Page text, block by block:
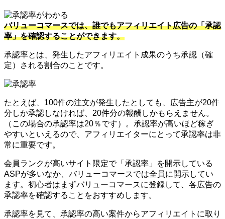
バリューコマースでは、誰でもアフィリエイト広告の「承認
率」を確認することができます。
承認率とは、発生したアフィリエイト成果のうち承認（確
定）される割合のことです。
たとえば、100件の注文が発生したとしても、広告主が20件
分しか承認しなければ、20件分の報酬しかもらえません。
（この場合の承認率は20％です）。承認率が高いほど稼ぎ
やすいといえるので、アフィリエイターにとって承認率は非
常に重要です。
会員ランクが高いサイト限定で「承認率」を開示している
ASPが多いなか、バリューコマースでは全員に開示してい
ます。初心者はまずバリューコマースに登録して、各広告の
承認率を確認することをおすすめします。
承認率を見て、承認率の高い案件からアフィリエイトに取り